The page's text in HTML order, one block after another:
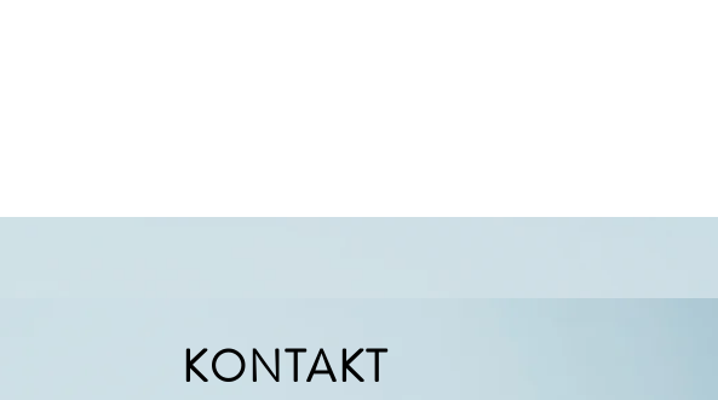
KONTAKT